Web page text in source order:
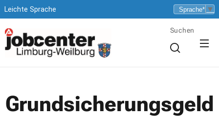
Leichte Sprache ▼
Suchen
Grundsicherungsgeld